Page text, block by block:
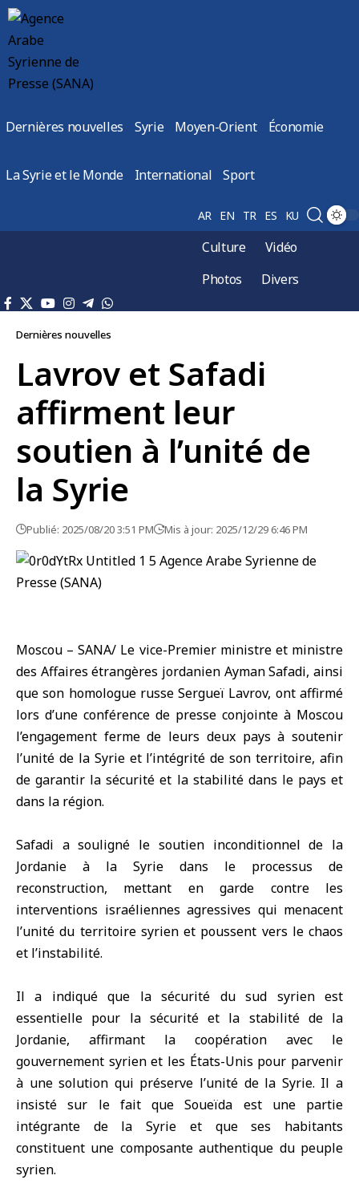
Dernières nouvelles Syrie Moyen-Orient Économie
La Syrie et le Monde International Sport
AR EN TR ES KU
Culture
Vidéo
Photos
Divers
Dernières nouvelles
Lavrov et Safadi
affirment leur
soutien à l’unité de
la Syrie
Publié: 2025/08/20 3:51 PM Mis à jour: 2025/12/29 6:46 PM
Moscou – SANA/ Le vice-Premier ministre et ministre
des Affaires étrangères jordanien Ayman Safadi, ainsi
que son homologue russe Sergueï Lavrov, ont affirmé
lors d’une conférence de presse conjointe à Moscou
l’engagement ferme de leurs deux pays à soutenir
l’unité de la Syrie et l’intégrité de son territoire, afin
de garantir la sécurité et la stabilité dans le pays et
dans la région.
Safadi a souligné le soutien inconditionnel de la
Jordanie à la Syrie dans le processus de
reconstruction, mettant en garde contre les
interventions israéliennes agressives qui menacent
l’unité du territoire syrien et poussent vers le chaos
et l’instabilité.
Il a indiqué que la sécurité du sud syrien est
essentielle pour la sécurité et la stabilité de la
Jordanie, affirmant la coopération avec le
gouvernement syrien et les États-Unis pour parvenir
à une solution qui préserve l’unité de la Syrie. Il a
insisté sur le fait que Soueïda est une partie
intégrante de la Syrie et que ses habitants
constituent une composante authentique du peuple
syrien.